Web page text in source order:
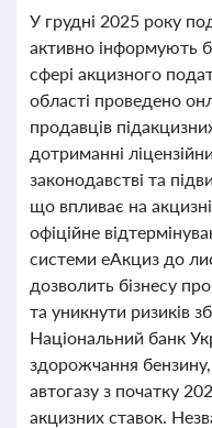
У грудні 2025 року
активно інформують
сфері акцизного
області проведено
продавців
дотриманні
законодавстві та
що впливає на
офіційне
системи еАкциз до
дозволить бізнесу
та уникнути ризиків
Національний банк
здорожчання
автогазу з початку
акцизних ставок.